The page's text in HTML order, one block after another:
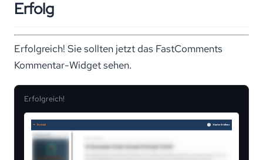
Erfolg
Erfolgreich! Sie sollten jetzt das FastComments
Kommentar-Widget sehen.
Erfolgreich!